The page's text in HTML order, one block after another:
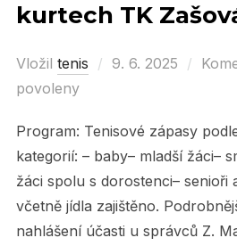
kurtech TK
Vložil tenis
Posted
9. 6. 2025
povoleny
Program: Tenisové zápasy
kategorií: – baby– mladší žáci–
žáci spolu s dorostenci– senioři
včetně jídla zajištěno.
nahlášení účasti u správců Z.